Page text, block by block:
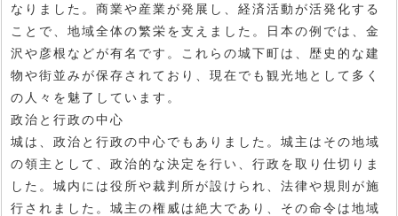
なりました。商業や産業が発展し、経済活動が活発化する
ことで、地域全体の繁栄を支えました。日本の例では、金
沢や彦根などが有名です。これらの城下町は、歴史的な建
物や街並みが保存されており、現在でも観光地として多く
の人々を魅了しています。
政治と行政の中心
城は、政治と行政の中心でもありました。城主はその地域
の領主として、政治的な決定を行い、行政を取り仕切りま
した。城内には役所や裁判所が設けられ、法律や規則が施
行されました。城主の権威は絶大であり、その命令は地域